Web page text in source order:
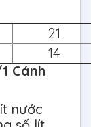
21
14
Cánh
nước